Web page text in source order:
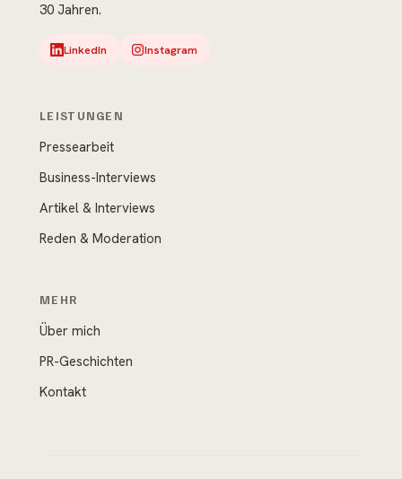
30 Jahren.
LinkedIn Instagram
LEISTUNGEN
Pressearbeit
Business-Interviews
Artikel & Interviews
Reden & Moderation
MEHR
Über mich
PR-Geschichten
Kontakt